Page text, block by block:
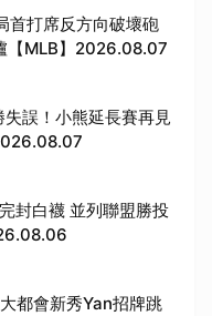
首打席反方向破壞砲
【MLB】2026.08.07
誤！小熊延長賽再見
封白襪 並列聯盟勝投
都會新秀Yan招牌跳